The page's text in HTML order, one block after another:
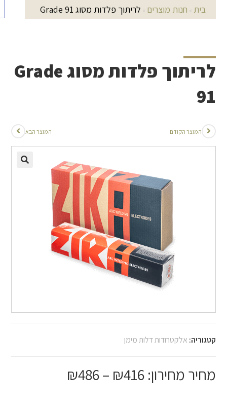
בית » חנות מוצרים » לריתוך פלדות מסוג Grade 91
לריתוך פלדות מסוג Grade
91
המוצר הקודם המוצר הבא
קטגוריה: אלקטרודות דלות מימן
₪416
–
₪486